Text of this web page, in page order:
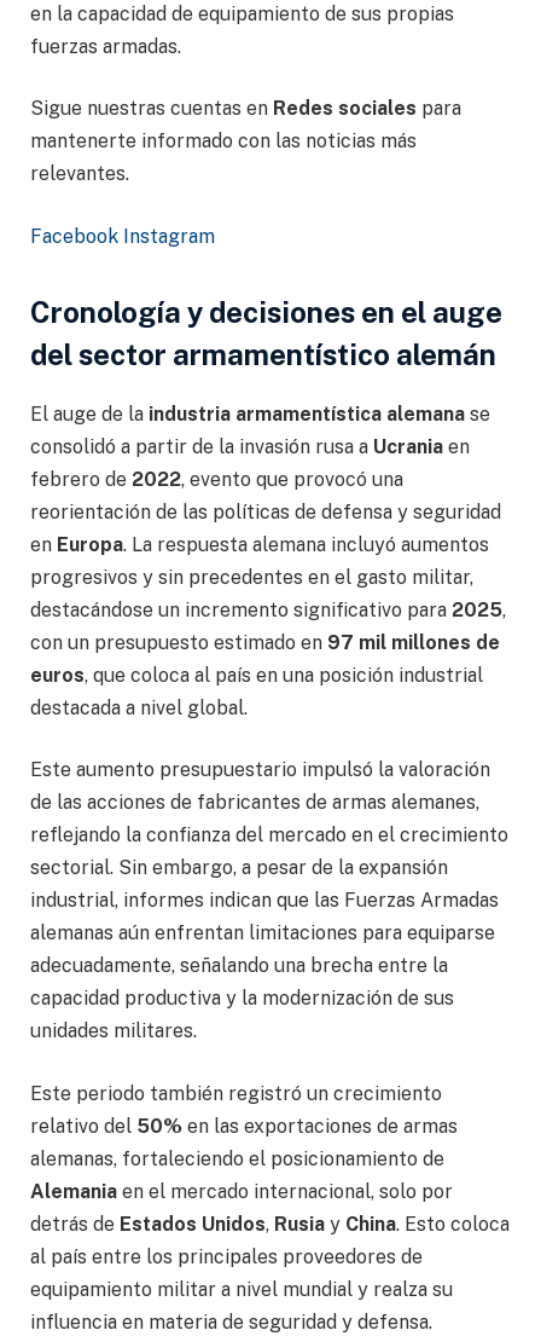
en la capacidad de equipamiento de sus propias
fuerzas armadas.
Sigue nuestras cuentas en Redes sociales para
mantenerte informado con las noticias más
relevantes.
Facebook Instagram
Cronología y decisiones en el auge
del sector armamentístico alemán
El auge de la industria armamentística alemana se
consolidó a partir de la invasión rusa a Ucrania en
febrero de 2022, evento que provocó una
reorientación de las políticas de defensa y seguridad
en Europa. La respuesta alemana incluyó aumentos
progresivos y sin precedentes en el gasto militar,
destacándose un incremento significativo para 2025,
con un presupuesto estimado en 97 mil millones de
euros, que coloca al país en una posición industrial
destacada a nivel global.
Este aumento presupuestario impulsó la valoración
de las acciones de fabricantes de armas alemanes,
reflejando la confianza del mercado en el crecimiento
sectorial. Sin embargo, a pesar de la expansión
industrial, informes indican que las Fuerzas Armadas
alemanas aún enfrentan limitaciones para equiparse
adecuadamente, señalando una brecha entre la
capacidad productiva y la modernización de sus
unidades militares.
Este periodo también registró un crecimiento
relativo del 50% en las exportaciones de armas
alemanas, fortaleciendo el posicionamiento de
Alemania en el mercado internacional, solo por
detrás de Estados Unidos, Rusia y China. Esto coloca
al país entre los principales proveedores de
equipamiento militar a nivel mundial y realza su
influencia en materia de seguridad y defensa.